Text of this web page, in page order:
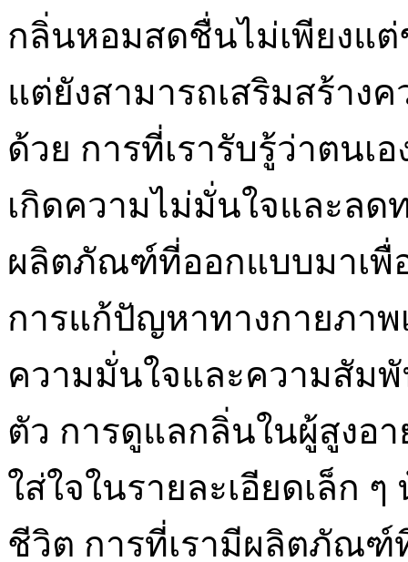
กลิ่นหอมสดชื่นไม่เพียงแต่
แต่ยังสามารถเสริมสร้า
ด้วย การที่เรารับรู้ว่าตนเ
เกิดความไม่มั่นใจและล
ผลิตภัณฑ์ที่ออกแบบมาเพื่
การแก้ปัญหาทางกายภาพ
ความมั่นใจและความสัม
ตัว การดูแลกลิ่นในผู้สูงอ
ใส่ใจในรายละเอียดเล็ก
ชีวิต การที่เรามีผลิตภัณฑ์